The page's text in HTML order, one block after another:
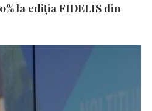
la ediția FIDELIS din